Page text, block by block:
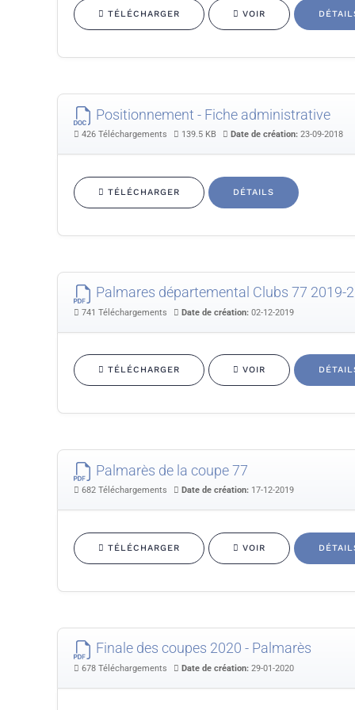
TÉLÉCHARGER VOIR
Positionnement - Fiche administrative
426 Téléchargements 139.5 KB Date de création: 23-09-2018
TÉLÉCHARGER DÉTAILS
Palmares départemental Clubs 77 2019-
741 Téléchargements Date de création: 02-12-2019
TÉLÉCHARGER VOIR
Palmarès de la coupe 77
682 Téléchargements Date de création: 17-12-2019
TÉLÉCHARGER VOIR
Finale des coupes 2020 - Palmarès
678 Téléchargements Date de création: 29-01-2020